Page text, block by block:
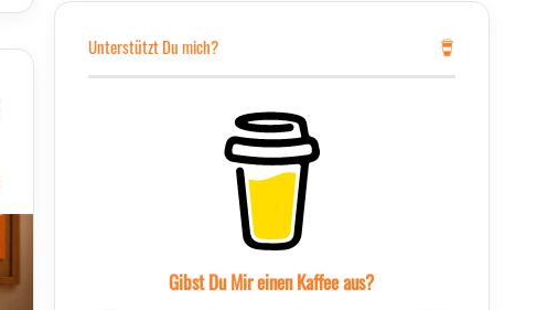
Unterstützt Du mich?
Gibst Du Mir einen Kaffee aus?